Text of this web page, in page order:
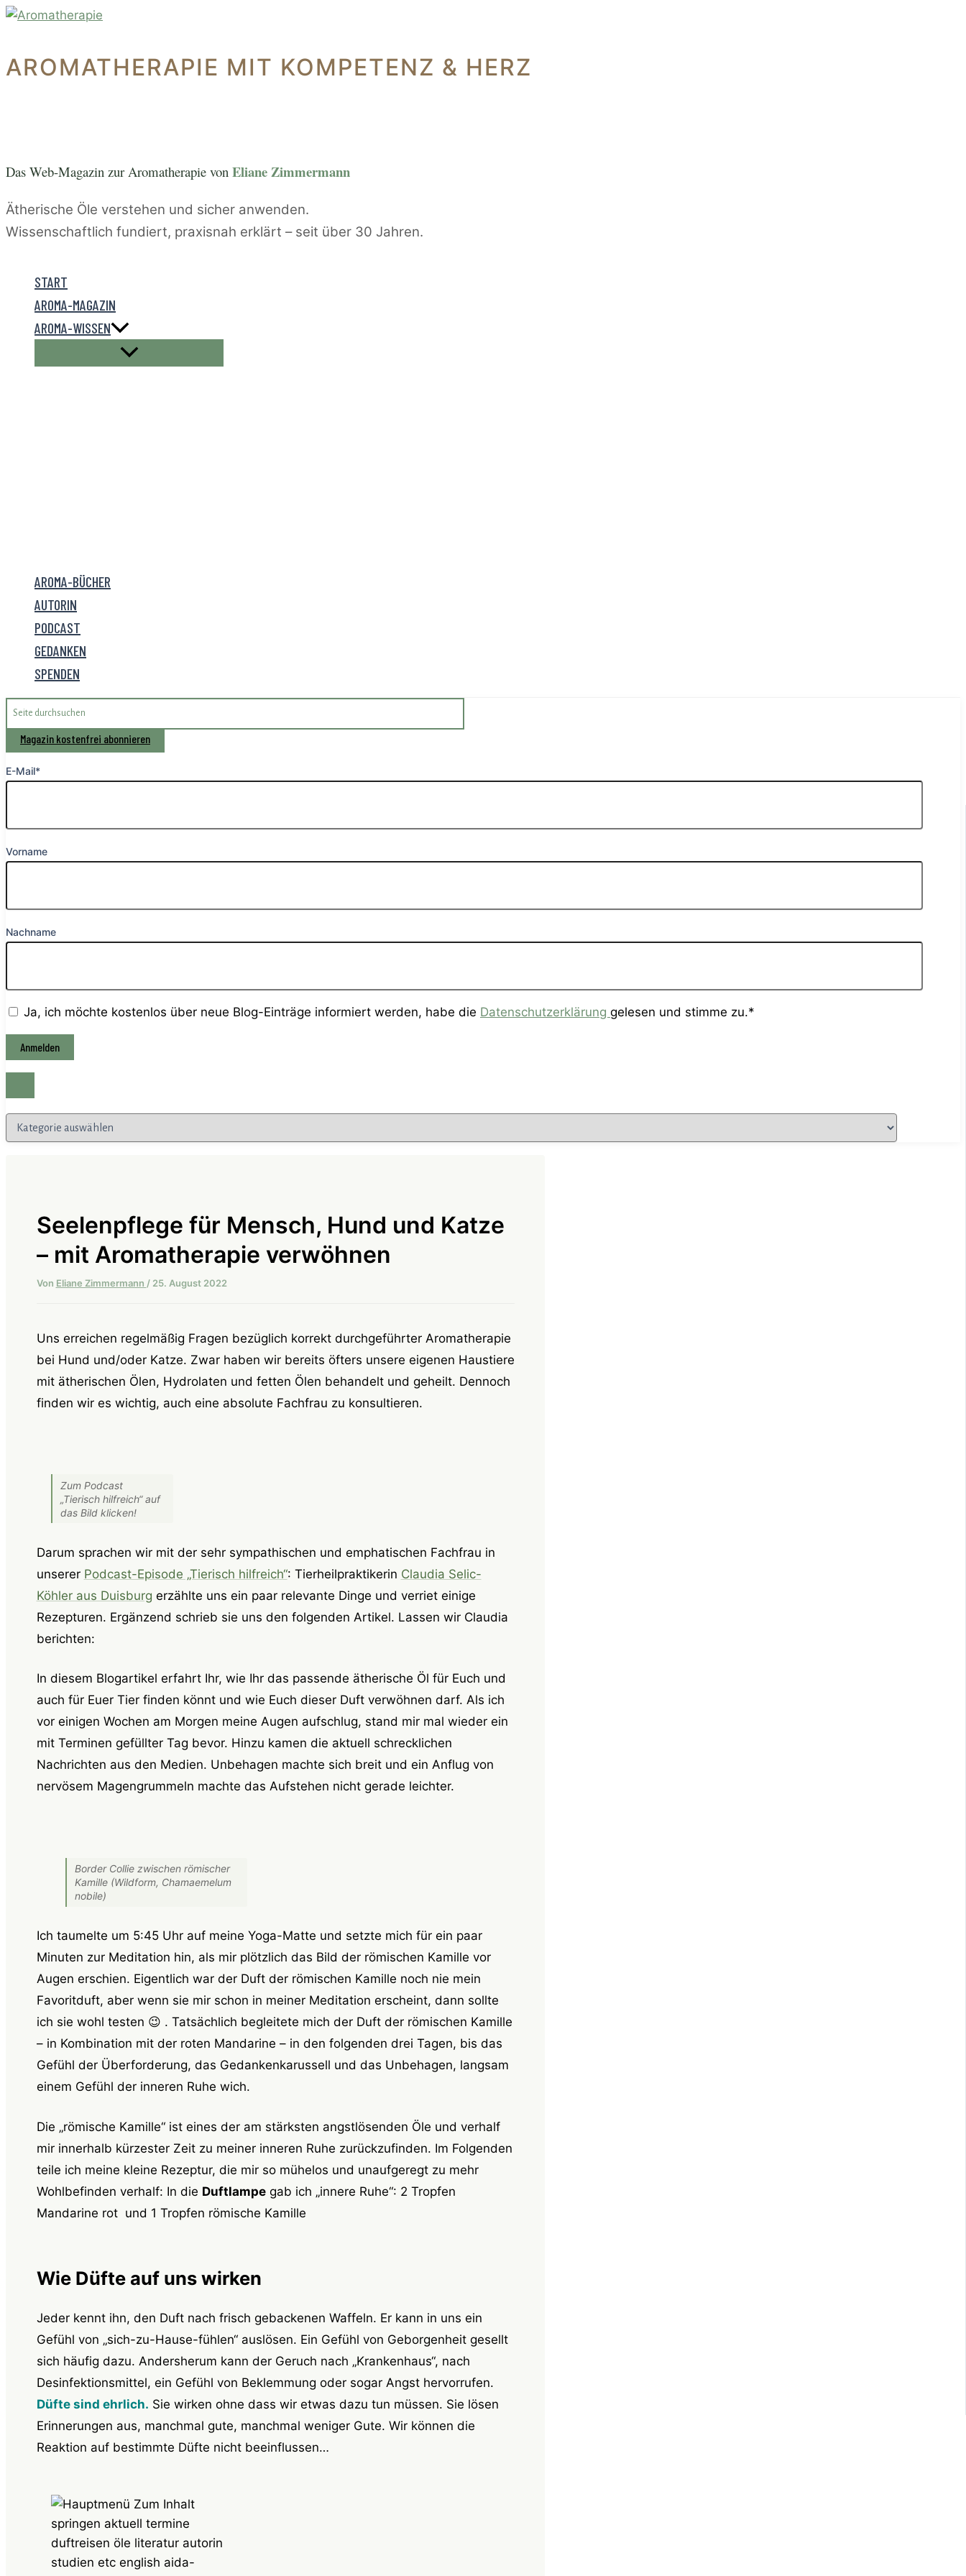
Zum
AROMATHERAPIE MIT KOMPETENZ & HERZ
Das Web-Magazin zur Aromatherapie von Eliane Zimmermann
Ätherische Öle verstehen und sicher anwenden.
Wissenschaftlich fundiert, praxisnah erklärt – seit über 30 Jahren.
START
AROMA-MAGAZIN
AROMA-WISSEN
AROMA-BÜCHER
AUTORIN
PODCAST
GEDANKEN
SPENDEN
Search
for:
Magazin kostenfrei abonnieren
E-Mail*
Vorname
Nachname
Ja, ich möchte kostenlos über neue Blog-Einträge informiert werden, habe die Datenschutzerklärung gelesen und stimme zu.*
Kategorien
Seelenpflege für Mensch, Hund und Katze
– mit Aromatherapie verwöhnen
Von Eliane Zimmermann / 25. August 2022
Uns erreichen regelmäßig Fragen bezüglich korrekt durchgeführter Aromatherapie
bei Hund und/oder Katze. Zwar haben wir bereits öfters unsere eigenen Haustiere
mit ätherischen Ölen, Hydrolaten und fetten Ölen behandelt und geheilt. Dennoch
finden wir es wichtig, auch eine absolute Fachfrau zu konsultieren.
Zum Podcast
„Tierisch hilfreich“ auf
das Bild klicken!
Darum sprachen wir mit der sehr sympathischen und emphatischen Fachfrau in
unserer Podcast-Episode „Tierisch hilfreich“: Tierheilpraktikerin Claudia Selic-
Köhler aus Duisburg erzählte uns ein paar relevante Dinge und verriet einige
Rezepturen. Ergänzend schrieb sie uns den folgenden Artikel. Lassen wir Claudia
berichten:
In diesem Blogartikel erfahrt Ihr, wie Ihr das passende ätherische Öl für Euch und
auch für Euer Tier finden könnt und wie Euch dieser Duft verwöhnen darf. Als ich
vor einigen Wochen am Morgen meine Augen aufschlug, stand mir mal wieder ein
mit Terminen gefüllter Tag bevor. Hinzu kamen die aktuell schrecklichen
Nachrichten aus den Medien. Unbehagen machte sich breit und ein Anflug von
nervösem Magengrummeln machte das Aufstehen nicht gerade leichter.
Border Collie zwischen römischer
Kamille (Wildform, Chamaemelum
nobile)
Ich taumelte um 5:45 Uhr auf meine Yoga-Matte und setzte mich für ein paar
Minuten zur Meditation hin, als mir plötzlich das Bild der römischen Kamille vor
Augen erschien. Eigentlich war der Duft der römischen Kamille noch nie mein
Favoritduft, aber wenn sie mir schon in meiner Meditation erscheint, dann sollte
ich sie wohl testen 😉 . Tatsächlich begleitete mich der Duft der römischen Kamille
– in Kombination mit der roten Mandarine – in den folgenden drei Tagen, bis das
Gefühl der Überforderung, das Gedankenkarussell und das Unbehagen, langsam
einem Gefühl der inneren Ruhe wich.
Die „römische Kamille“ ist eines der am stärksten angstlösenden Öle und verhalf
mir innerhalb kürzester Zeit zu meiner inneren Ruhe zurückzufinden. Im Folgenden
teile ich meine kleine Rezeptur, die mir so mühelos und unaufgeregt zu mehr
Wohlbefinden verhalf: In die Duftlampegab ich „innere Ruhe“: 2 Tropfen
Mandarine rot und 1 Tropfen römische Kamille
Wie Düfte auf uns wirken
Jeder kennt ihn, den Duft nach frisch gebackenen Waffeln. Er kann in uns ein
Gefühl von „sich-zu-Hause-fühlen“ auslösen. Ein Gefühl von Geborgenheit gesellt
sich häufig dazu. Andersherum kann der Geruch nach „Krankenhaus“, nach
Desinfektionsmittel, ein Gefühl von Beklemmung oder sogar Angst hervorrufen.
Düfte sind ehrlich. Sie wirken ohne dass wir etwas dazu tun müssen. Sie lösen
Erinnerungen aus, manchmal gute, manchmal weniger Gute. Wir können die
Reaktion auf bestimmte Düfte nicht beeinflussen…